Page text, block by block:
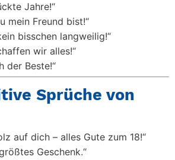
Jahre!“
mein Freund bist!“
bisschen langweilig!“
wir alles!“
der Beste!“
Sprüche von
auf dich – alles Gute zum 18!“
Geschenk.“